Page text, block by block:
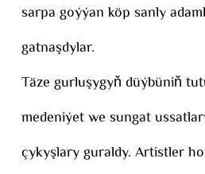
sarpa goýýan köp sanly
gatnaşdylar.
Täze gurluşygyň düýbüniň
medeniýet we sungat
çykyşlary guraldy. Artistler